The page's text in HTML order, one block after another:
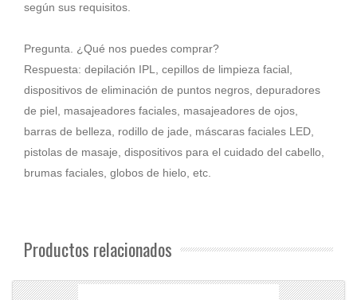
según sus requisitos.
Pregunta. ¿Qué nos puedes comprar?
Respuesta: depilación IPL, cepillos de limpieza facial,
dispositivos de eliminación de puntos negros, depuradores
de piel, masajeadores faciales, masajeadores de ojos,
barras de belleza, rodillo de jade, máscaras faciales LED,
pistolas de masaje, dispositivos para el cuidado del cabello,
brumas faciales, globos de hielo, etc.
Productos relacionados